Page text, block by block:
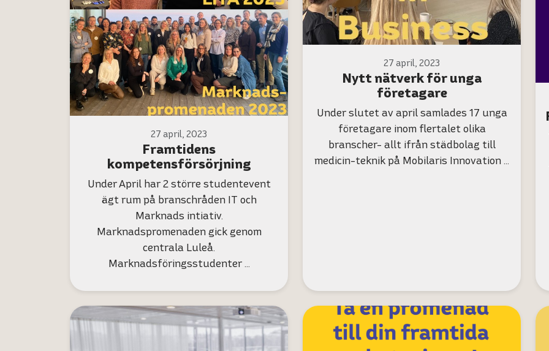
27 april, 2023
Framtidens
kompetensförsörjning
Under April har 2 större studentevent
ägt rum på branschråden IT och
Marknads intiativ.
Marknadspromenaden gick genom
centrala Luleå.
Marknadsföringsstudenter …
27 april, 2023
Nytt nätverk för unga
företagare
Under slutet av april samlades 17 unga
företagare inom flertalet olika
branscher- allt ifrån städbolag till
medicin-teknik på Mobilaris Innovation …